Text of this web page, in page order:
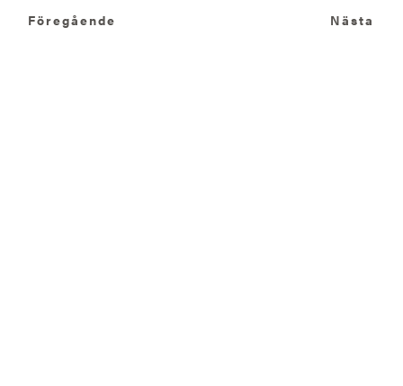
Föregående
Föregående Nästa